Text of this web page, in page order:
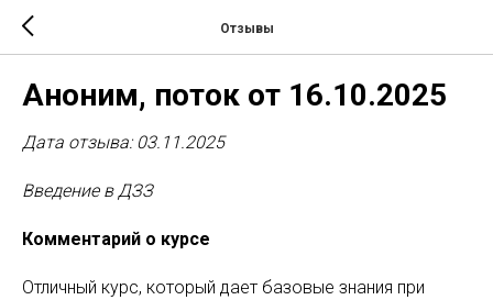
Отзывы
Аноним, поток от 16.10.2025
Дата отзыва: 03.11.2025
Введение в ДЗЗ
Комментарий о курсе
Отличный курс, который дает базовые знания при